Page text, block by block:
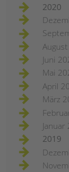
2020
Juni
Mai
April
März
2019